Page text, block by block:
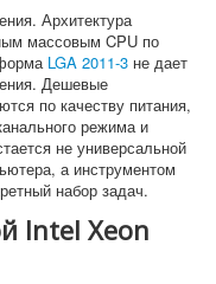
Архитектура
массовым CPU по
LGA 2011-3 не дает
Дешевые
по качеству питания,
режима и
не универсальной
а инструментом
набор задач.
Intel Xeon